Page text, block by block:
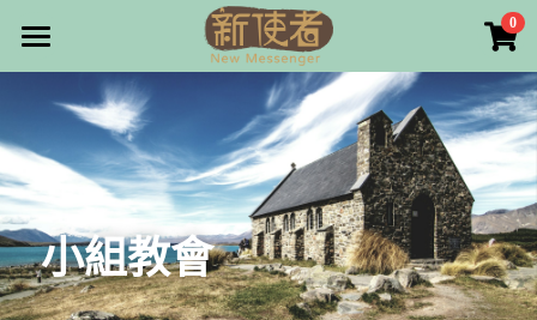
0
最新消息
關於我們
雜誌目錄
雜誌專欄
最新文章
畫話人生
小組教會
×
商品分類
所有商品分類